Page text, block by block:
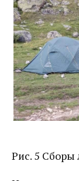
Рис. 5 Сборы